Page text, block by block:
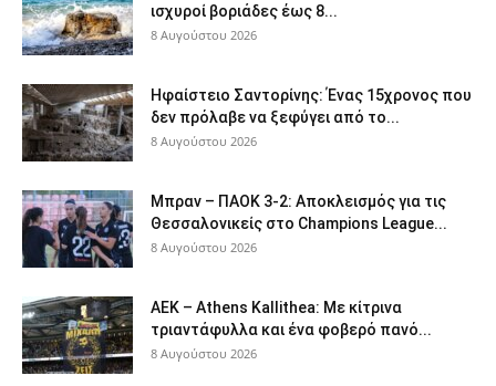
ισχυροί βοριάδες έως 8...
8 Αυγούστου 2026
Ηφαίστειο Σαντορίνης: Ένας 15χρονος που
δεν πρόλαβε να ξεφύγει από το...
8 Αυγούστου 2026
Μπραν – ΠΑΟΚ 3-2: Αποκλεισμός για τις
Θεσσαλονικείς στο Champions League...
8 Αυγούστου 2026
ΑΕΚ – Athens Kallithea: Με κίτρινα
τριαντάφυλλα και ένα φοβερό πανό...
8 Αυγούστου 2026